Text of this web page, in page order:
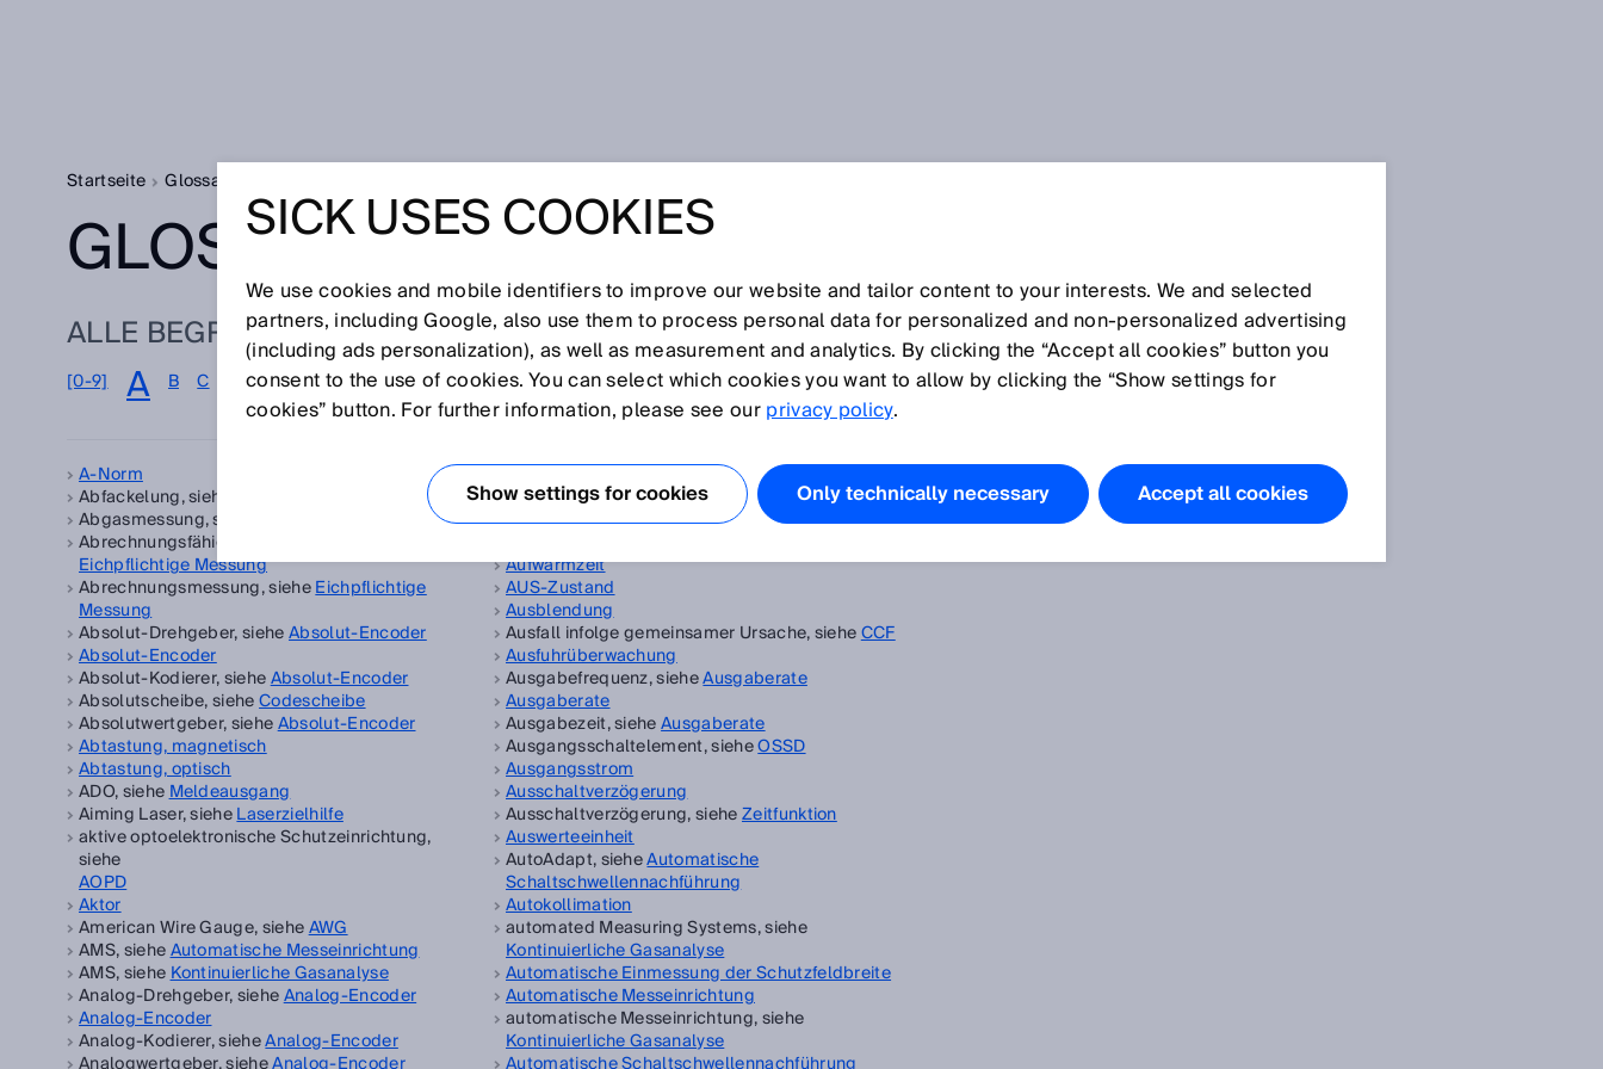
Startseite Glossar
GLOSSAR
ALLE BEGRIFFE ZU A
[0-9] A B C E F G H J K L M N O P Q R S T U V W X Y Z
A-Norm
Abfackelung, siehe
Abgasmessung, siehe Emissionsüberwachung
Abrechnungsfähige Messung, siehe
Eichpflichtige Messung
Abrechnungsmessung, sieheEichpflichtige
Messung
Absolut-Drehgeber, sieheAbsolut-Encoder
Absolut-Encoder
Absolut-Kodierer, sieheAbsolut-Encoder
Absolutscheibe, sieheCodescheibe
Absolutwertgeber, sieheAbsolut-Encoder
Abtastung, magnetisch
Abtastung, optisch
ADO, sieheMeldeausgang
Aiming Laser, sieheLaserzielhilfe
aktive optoelektronische Schutzeinrichtung,
siehe
AOPD
Aktor
American Wire Gauge, sieheAWG
AMS, sieheAutomatische Messeinrichtung
AMS, sieheKontinuierliche Gasanalyse
Analog-Drehgeber, sieheAnalog-Encoder
Analog-Encoder
Analog-Kodierer, sieheAnalog-Encoder
Array-Sensoren
ATEX
Auflösung
Aufwärmzeit
AUS-Zustand
Ausblendung
Ausfall infolge gemeinsamer Ursache, sieheCCF
Ausfuhrüberwachung
Ausgabefrequenz, sieheAusgaberate
Ausgaberate
Ausgabezeit, sieheAusgaberate
Ausgangsschaltelement, sieheOSSD
Ausgangsstrom
Ausschaltverzögerung
Ausschaltverzögerung, sieheZeitfunktion
Auswerteeinheit
AutoAdapt, sieheAutomatische
Schaltschwellennachführung
Autokollimation
automated Measuring Systems, siehe
Kontinuierliche Gasanalyse
Automatische Einmessung der Schutzfeldbreite
Automatische Messeinrichtung
automatische Messeinrichtung, siehe
Kontinuierliche Gasanalyse
SICK USES COOKIES
We use cookies and mobile identifiers to improve our website and tailor content to your interests. We and selected
partners, including Google, also use them to process personal data for personalized and non‑personalized advertising
(including ads personalization), as well as measurement and analytics. By clicking the “Accept all cookies” button you
consent to the use of cookies. You can select which cookies you want to allow by clicking the “Show settings for
cookies” button. For further information, please see ourprivacy policy.
Show settings for cookies Only technically necessary Accept all cookies